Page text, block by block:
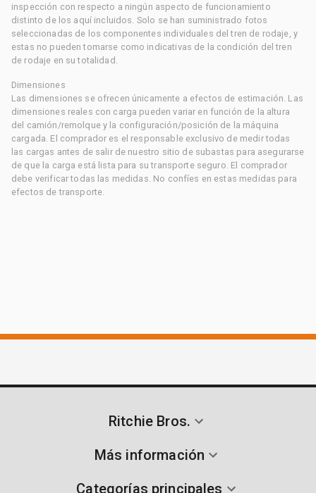
inspección con respecto a ningún aspecto de funcionamiento
distinto de los aquí incluidos. Solo se han suministrado fotos
seleccionadas de los componentes individuales del tren de rodaje, y
estas no pueden tomarse como indicativas de la condición del tren
de rodaje en su totalidad.
Dimensiones
Las dimensiones se ofrecen únicamente a efectos de estimación. Las
dimensiones reales con carga pueden variar en función de la altura
del camión/remolque y la configuración/posición de la máquina
cargada. El comprador es el responsable exclusivo de medir todas
las cargas antes de salir de nuestro sitio de subastas para asegurarse
de que la carga está lista para su transporte seguro. El comprador
debe verificar todas las medidas. No confíes en estas medidas para
efectos de transporte.
Ritchie Bros.
Más información
Categorías principales